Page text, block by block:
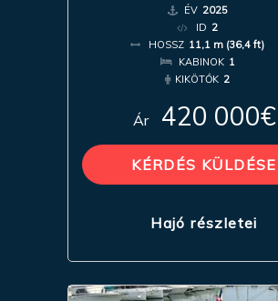
ÉV 2025
ID 2
HOSSZ 11,1 m (36,4 ft)
KABINOK 1
KIKÖTŐK 2
Ár 420 000€
KÉRDÉS KÜLDÉSE
Hajó részletei